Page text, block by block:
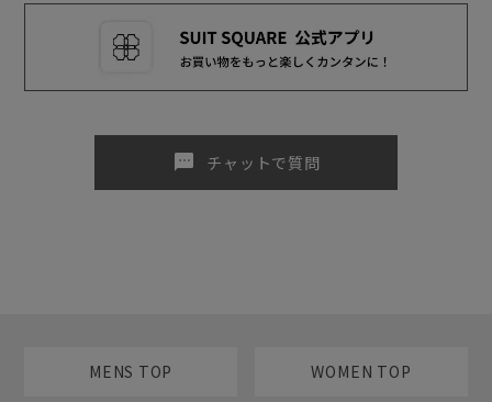
sms チャットで質問
MENS TOP WOMEN TOP